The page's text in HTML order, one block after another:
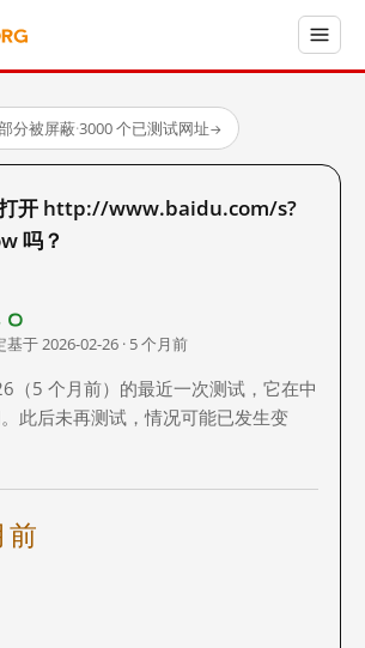
分被屏蔽·3000 个已测试网址→
开 http://www.baidu.com/s?
吗？
基于 2026-02-26 · 5 个月前
（5 个月前）的最近一次测试，它在中
此后未再测试，情况可能已发生变
前